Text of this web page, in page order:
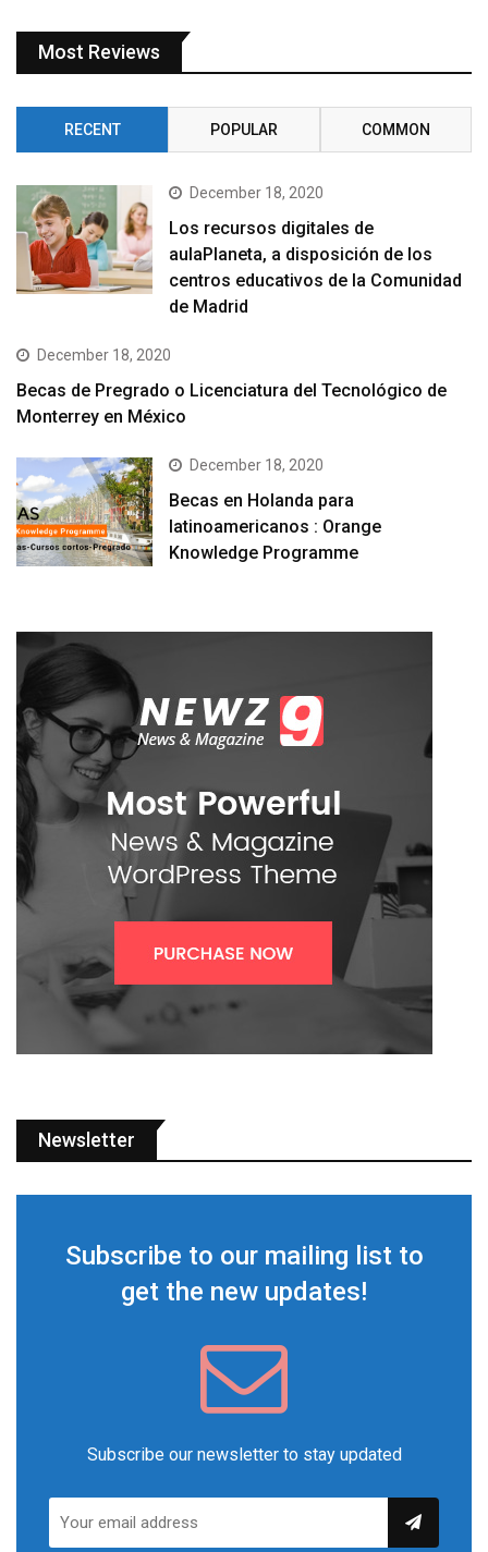
Most Reviews
RECENT POPULAR COMMON
December 18, 2020
Los recursos digitales de
aulaPlaneta, a disposición de los
centros educativos de la Comunidad
de Madrid
December 18, 2020
Becas de Pregrado o Licenciatura del Tecnológico de
Monterrey en México
December 18, 2020
Becas en Holanda para
latinoamericanos : Orange
Knowledge Programme
Newsletter
Subscribe to our mailing list to
get the new updates!
Subscribe our newsletter to stay updated